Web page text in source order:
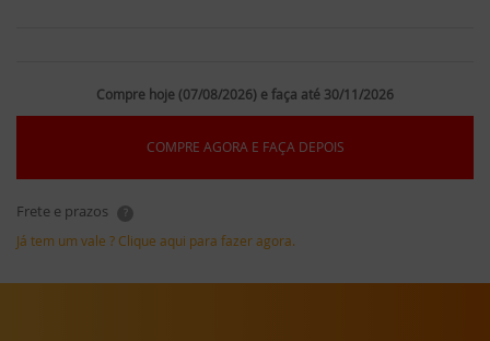
Compre hoje (07/08/2026) e faça até 30/11/2026
COMPRE AGORA E FAÇA DEPOIS
Frete e prazos ?
Já tem um vale ? Clique aqui para fazer agora.